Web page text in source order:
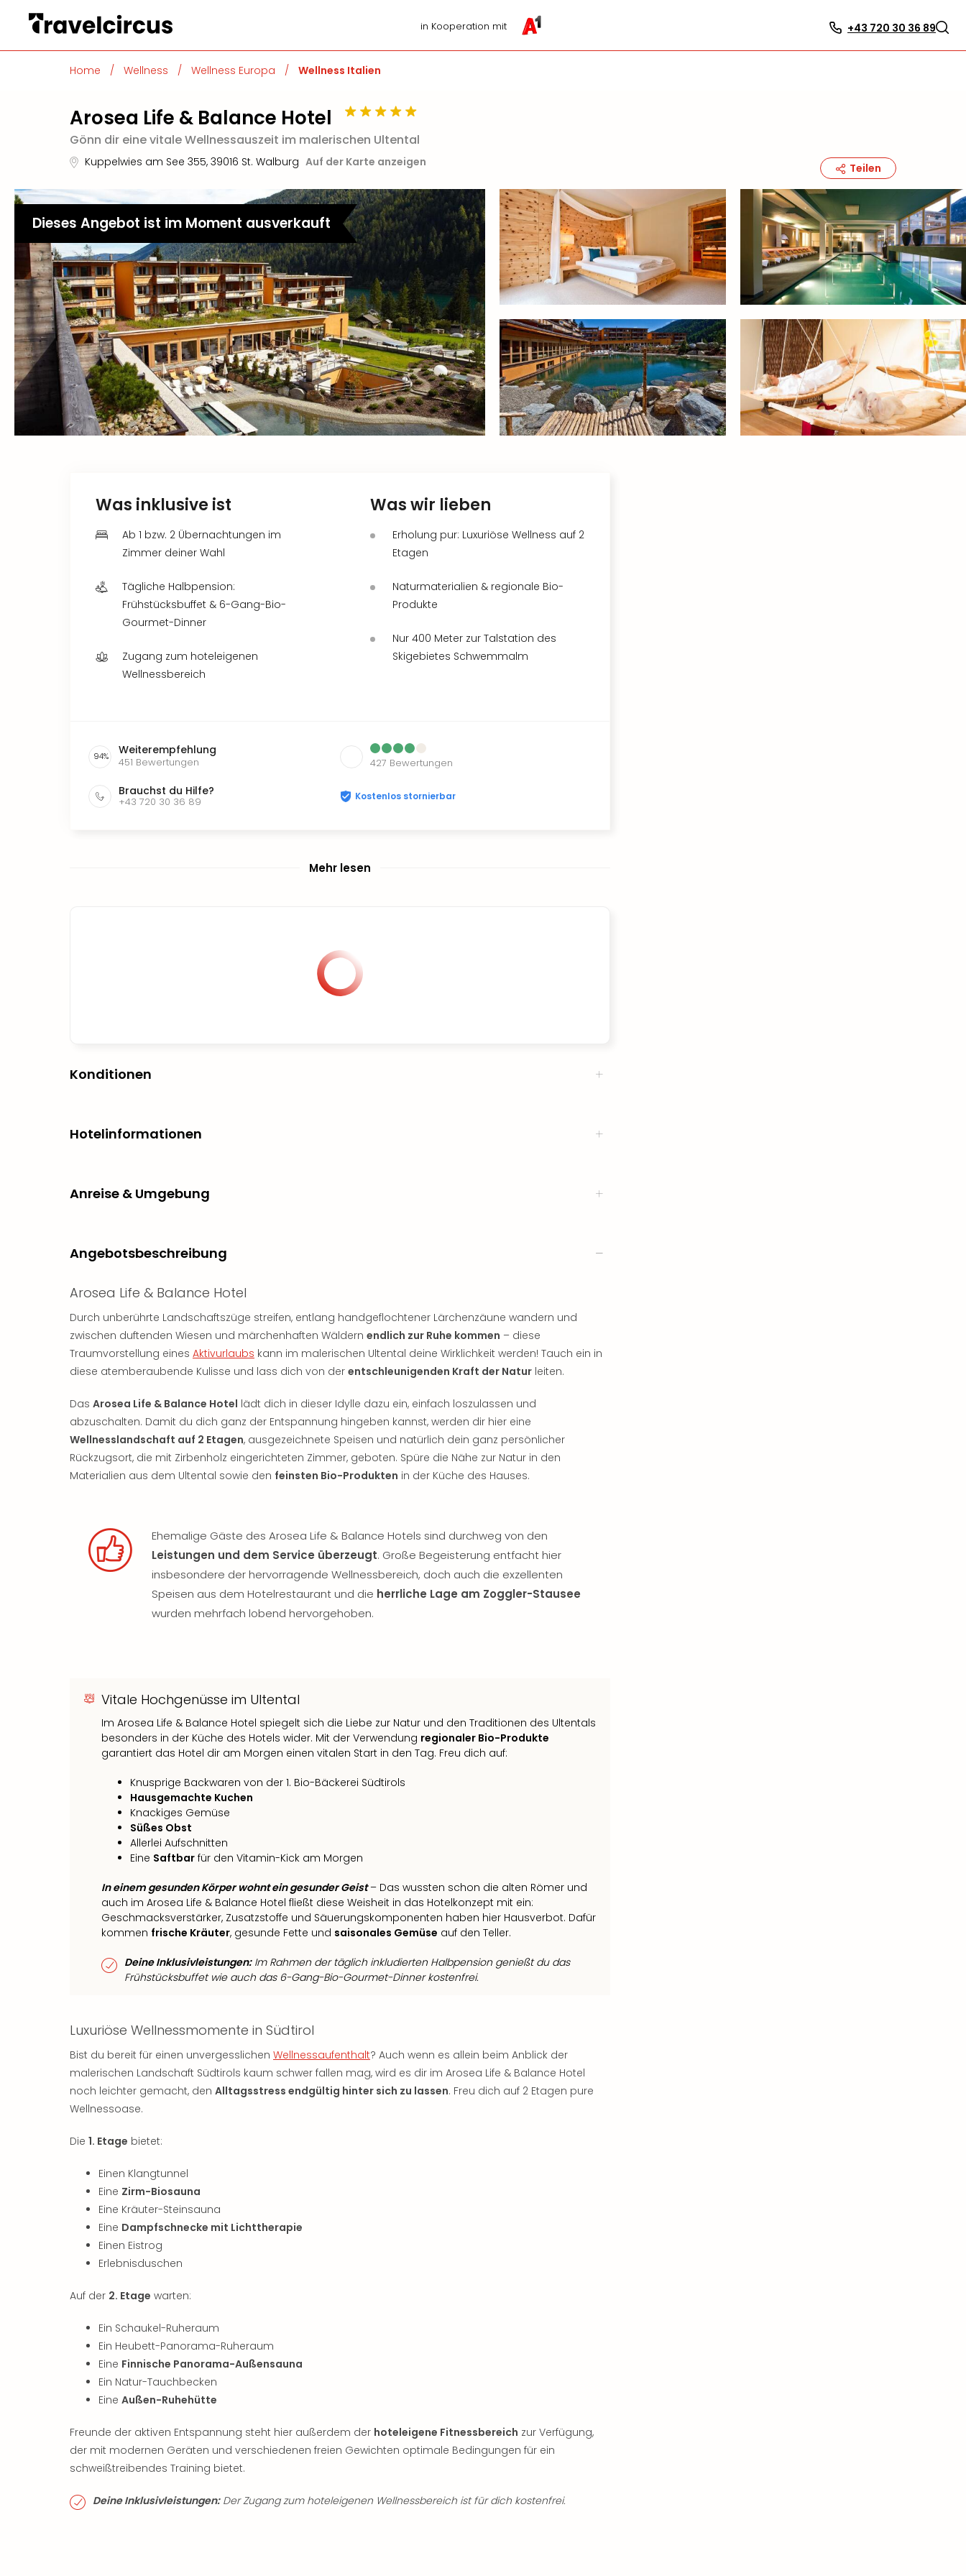
in Kooperation mit +43 720 30 36 89
Home / Wellness / Wellness Europa / Wellness Italien
Arosea Life & Balance Hotel
Gönn dir eine vitale Wellnessauszeit im malerischen Ultental
Kuppelwies am See 355, 39016 St. Walburg Auf der Karte anzeigen Teilen
Dieses Angebot ist im Moment ausverkauft
Was inklusive ist
Ab 1 bzw. 2 Übernachtungen im
Zimmer deiner Wahl
Tägliche Halbpension:
Frühstücksbuffet & 6-Gang-Bio-
Gourmet-Dinner
Zugang zum hoteleigenen
Wellnessbereich
Was wir lieben
Erholung pur: Luxuriöse Wellness auf 2
Etagen
Naturmaterialien & regionale Bio-
Produkte
Nur 400 Meter zur Talstation des
Skigebietes Schwemmalm
94% Weiterempfehlung
451 Bewertungen 427 Bewertungen
Brauchst du Hilfe?
+43 720 30 36 89 Kostenlos stornierbar
Mehr lesen
Konditionen
Hotelinformationen
Anreise & Umgebung
Angebotsbeschreibung
Arosea Life & Balance Hotel
Durch unberührte Landschaftszüge streifen, entlang handgeflochtener Lärchenzäune wandern und
zwischen duftenden Wiesen und märchenhaften Wäldern endlich zur Ruhe kommen – diese
Traumvorstellung eines Aktivurlaubs kann im malerischen Ultental deine Wirklichkeit werden! Tauch ein in
diese atemberaubende Kulisse und lass dich von der entschleunigenden Kraft der Natur leiten.
Das Arosea Life & Balance Hotel lädt dich in dieser Idylle dazu ein, einfach loszulassen und
abzuschalten. Damit du dich ganz der Entspannung hingeben kannst, werden dir hier eine
Wellnesslandschaft auf 2 Etagen, ausgezeichnete Speisen und natürlich dein ganz persönlicher
Rückzugsort, die mit Zirbenholz eingerichteten Zimmer, geboten. Spüre die Nähe zur Natur in den
Materialien aus dem Ultental sowie den feinsten Bio-Produkten in der Küche des Hauses.
Ehemalige Gäste des Arosea Life & Balance Hotels sind durchweg von den
Leistungen und dem Service überzeugt. Große Begeisterung entfacht hier
insbesondere der hervorragende Wellnessbereich, doch auch die exzellenten
Speisen aus dem Hotelrestaurant und die herrliche Lage am Zoggler-Stausee
wurden mehrfach lobend hervorgehoben.
Vitale Hochgenüsse im Ultental
Im Arosea Life & Balance Hotel spiegelt sich die Liebe zur Natur und den Traditionen des Ultentals
besonders in der Küche des Hotels wider. Mit der Verwendung regionaler Bio-Produkte
garantiert das Hotel dir am Morgen einen vitalen Start in den Tag. Freu dich auf:
Knusprige Backwaren von der 1. Bio-Bäckerei Südtirols
Hausgemachte Kuchen
Knackiges Gemüse
Süßes Obst
Allerlei Aufschnitten
Eine Saftbar für den Vitamin-Kick am Morgen
In einem gesunden Körper wohnt ein gesunder Geist– Das wussten schon die alten Römer und
auch im Arosea Life & Balance Hotel fließt diese Weisheit in das Hotelkonzept mit ein:
Geschmacksverstärker, Zusatzstoffe und Säuerungskomponenten haben hier Hausverbot. Dafür
kommen frische Kräuter, gesunde Fette und saisonales Gemüse auf den Teller.
Deine Inklusivleistungen:Im Rahmen der täglich inkludierten Halbpension genießt du das
Frühstücksbuffet wie auch das 6-Gang-Bio-Gourmet-Dinner kostenfrei.
Luxuriöse Wellnessmomente in Südtirol
Bist du bereit für einen unvergesslichen Wellnessaufenthalt? Auch wenn es allein beim Anblick der
malerischen Landschaft Südtirols kaum schwer fallen mag, wird es dir im Arosea Life & Balance Hotel
noch leichter gemacht, den Alltagsstress endgültig hinter sich zu lassen. Freu dich auf 2 Etagen pure
Wellnessoase.
Die 1. Etage bietet:
Einen Klangtunnel
Eine Zirm-Biosauna
Eine Kräuter-Steinsauna
Eine Dampfschnecke mit Lichttherapie
Einen Eistrog
Erlebnisduschen
Auf der 2. Etage warten:
Ein Schaukel-Ruheraum
Ein Heubett-Panorama-Ruheraum
Eine Finnische Panorama-Außensauna
Ein Natur-Tauchbecken
Eine Außen-Ruhehütte
Freunde der aktiven Entspannung steht hier außerdem der hoteleigene Fitnessbereich zur Verfügung,
der mit modernen Geräten und verschiedenen freien Gewichten optimale Bedingungen für ein
schweißtreibendes Training bietet.
Deine Inklusivleistungen:Der Zugang zum hoteleigenen Wellnessbereich ist für dich kostenfrei.